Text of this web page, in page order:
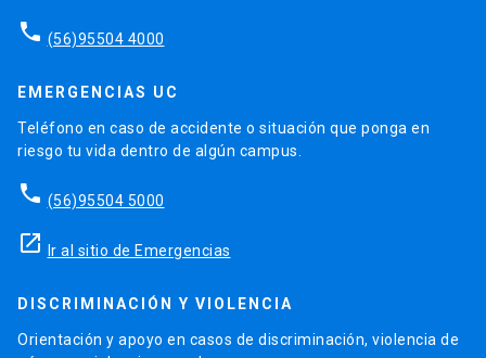
phone (56)95504 4000
EMERGENCIAS UC
Teléfono en caso de accidente o situación que ponga en
riesgo tu vida dentro de algún campus.
phone (56)95504 5000
launch Ir al sitio de Emergencias
DISCRIMINACIÓN Y VIOLENCIA
Orientación y apoyo en casos de discriminación, violencia de